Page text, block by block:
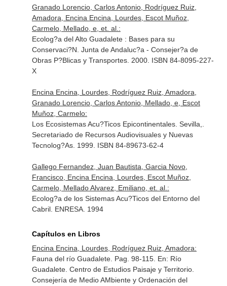
Granado Lorencio, Carlos Antonio, Rodríguez Ruiz,
Amadora, Encina Encina, Lourdes, Escot Muñoz,
Carmelo, Mellado, e, et. al.:
Ecolog?a del Alto Guadalete : Bases para su
Conservaci?N. Junta de Andaluc?a - Consejer?a de
Obras P?Blicas y Transportes. 2000. ISBN 84-8095-227-
X
Encina Encina, Lourdes, Rodríguez Ruiz, Amadora,
Granado Lorencio, Carlos Antonio, Mellado, e, Escot
Muñoz, Carmelo:
Los Ecosistemas Acu?Ticos Epicontinentales. Sevilla,.
Secretariado de Recursos Audiovisuales y Nuevas
Tecnolog?As. 1999. ISBN 84-89673-62-4
Gallego Fernandez, Juan Bautista, Garcia Novo,
Francisco, Encina Encina, Lourdes, Escot Muñoz,
Carmelo, Mellado Alvarez, Emiliano, et. al.:
Ecolog?a de los Sistemas Acu?Ticos del Entorno del
Cabril. ENRESA. 1994
Capítulos en Libros
Encina Encina, Lourdes, Rodríguez Ruiz, Amadora:
Fauna del río Guadalete. Pag. 98-115. En: Río
Guadalete. Centro de Estudios Paisaje y Territorio.
Consejería de Medio AMbiente y Ordenación del